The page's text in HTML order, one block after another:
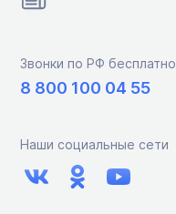
Звонки по РФ бесплатно
8 800 100 04 55
Наши социальные сети